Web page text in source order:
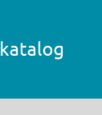
katalog